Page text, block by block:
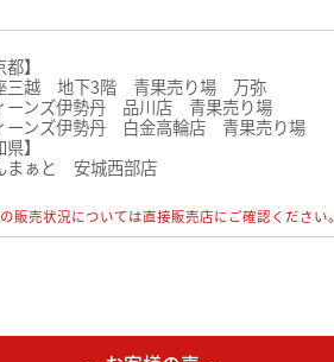
都】
三越 地下3階 青果売り場 万弥
ーンズ伊勢丹 品川店 青果売り場
ーンズ伊勢丹 白金高輪店 青果売り場
県】
まぁと 安城西部店
販売状況については直接販売店にご確認ください。